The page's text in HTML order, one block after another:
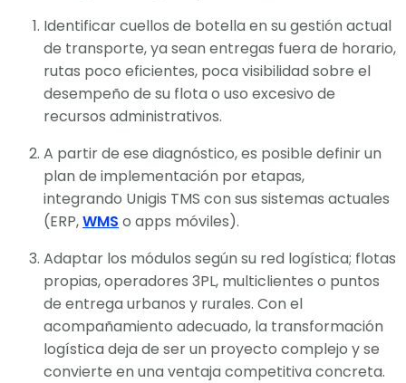
Identificar cuellos de botella en su gestión actual
de transporte, ya sean entregas fuera de horario,
rutas poco eficientes, poca visibilidad sobre el
desempeño de su flota o uso excesivo de
recursos administrativos.
A partir de ese diagnóstico, es posible definir un
plan de implementación por etapas,
integrando Unigis TMS con sus sistemas actuales
(ERP,WMS o apps móviles).
Adaptar los módulos según su red logística; flotas
propias, operadores 3PL, multiclientes o puntos
de entrega urbanos y rurales. Con el
acompañamiento adecuado, la transformación
logística deja de ser un proyecto complejo y se
convierte en una ventaja competitiva concreta.